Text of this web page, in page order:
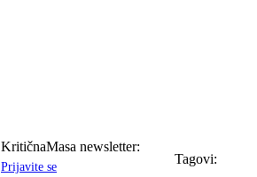
KritičnaMasa newsletter:
Prijavite se
Tagovi: